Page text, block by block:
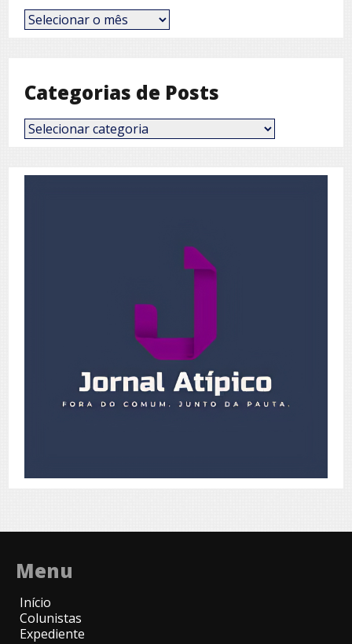
Posts
por
Categorias de Posts
Categorias
de
Menu
Início
Colunistas
Expediente